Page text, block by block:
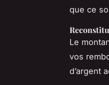
que ce
Le
vos
d’argent